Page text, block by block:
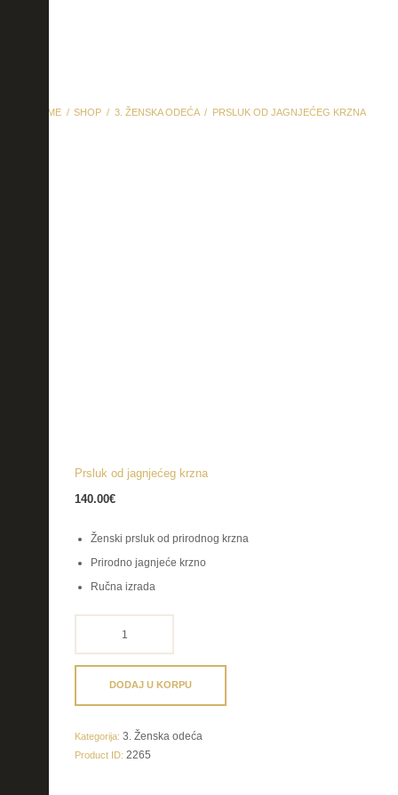
HOME SHOP 3. ŽENSKA ODEĆA PRSLUK OD JAGNJEĆEG KRZNA
Prsluk od jagnjećeg krzna
140.00€
Ženski prsluk od prirodnog krzna
Prirodno jagnjeće krzno
Ručna izrada
DODAJ U KORPU
Kategorija: 3. Ženska odeća
Product ID: 2265